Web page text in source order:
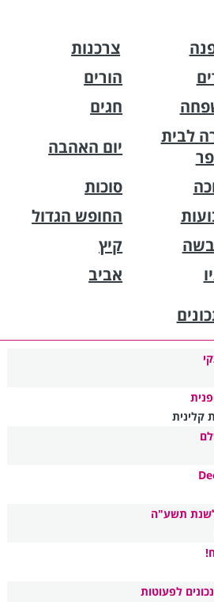
צרכנות
הורים
חגים
לבית
יום האהבה
סוכות
החופש הגדול
קיץ
אביב
לשנת תשע"ה
לפעוטות